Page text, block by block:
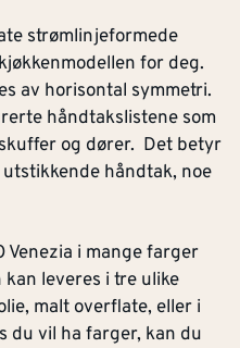
strømlinjeformede
kjøkkenmodellen for deg.
av horisontal symmetri.
håndtakslistene som
og dører. Det betyr
håndtak, noe
i mange farger
leveres i tre ulike
malt overflate, eller i
du vil ha farger, kan du